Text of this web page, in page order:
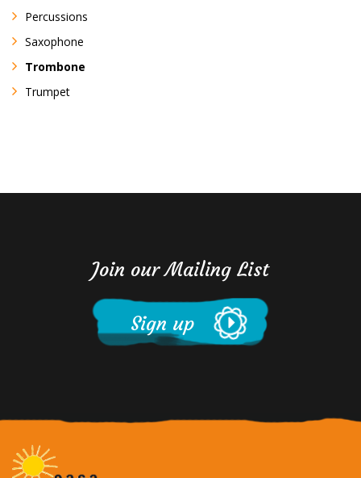
Percussions
Saxophone
Trombone
Trumpet
Join our Mailing List
Sign up